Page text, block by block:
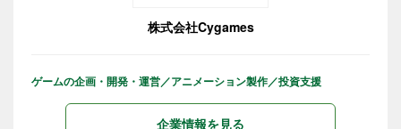
株式会社Cygames
ゲームの企画・開発・運営／アニメーション製作／投資支援
企業情報を見る